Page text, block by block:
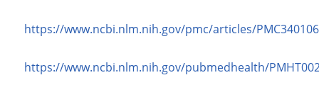
https://www.ncbi.nlm.nih.gov/pmc/articles/
https://www.ncbi.nlm.nih.gov/pubmedhealth/